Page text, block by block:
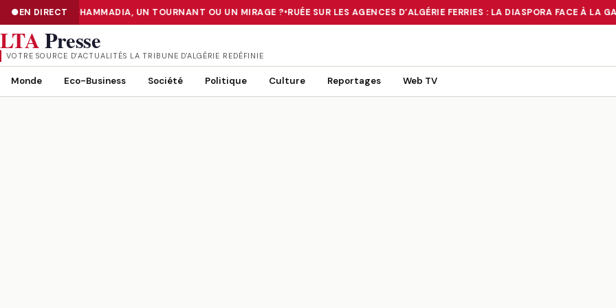
EN DIRECT
III» DE MOHAMMADIA, UN TOURNANT OU UN MIRAGE ? •RUÉE SUR LES AGENCES D’ALGÉRIE FERRIES : LA DIASPORA FACE À LA
NUMÉRISATION : LE DATA CENTER «TIER III» DE MOHAMMADIA, UN TOURNANT OU UN MIRAGE ?•RUÉE SUR LES AGENCES D’ALGÉRIE
LTAPresse
VOTRE SOURCE D’ACTUALITÉS LA TRIBUNE D'ALGÉRIE REDÉFINIE
Monde Eco-Business Société Politique Culture Reportages Web TV